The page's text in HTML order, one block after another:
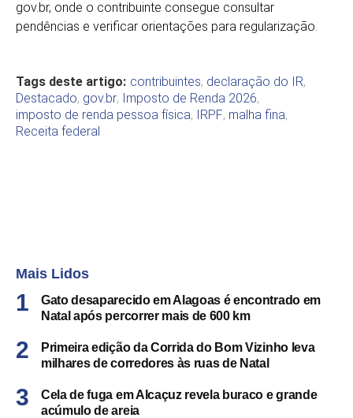
gov.br, onde o contribuinte consegue consultar
pendências e verificar orientações para regularização.
Tags deste artigo: contribuintes, declaração do IR,
Destacado, gov.br, Imposto de Renda 2026,
imposto de renda pessoa física, IRPF, malha fina,
Receita federal
Mais Lidos
Gato desaparecido em Alagoas é encontrado em
Natal após percorrer mais de 600 km
Primeira edição da Corrida do Bom Vizinho leva
milhares de corredores às ruas de Natal
Cela de fuga em Alcaçuz revela buraco e grande
acúmulo de areia